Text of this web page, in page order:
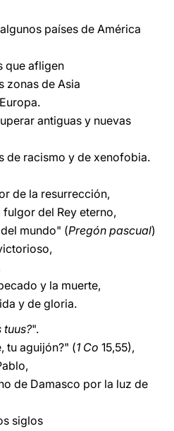
países de América
que afligen
zonas de Asia
antiguas y nuevas
de racismo y de xenofobia.
de la resurrección,
del Rey eterno,
mundo" (Pregón pascual)
y la muerte,
y de gloria.
tuus?".
tu aguijón?" (1 Co 15,55),
de Damasco por la luz de
siglos